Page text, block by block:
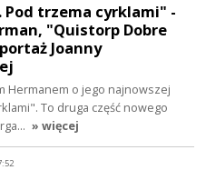
Pod trzema cyrklami" -
"Quistorp Dobre
Joanny
Hermanem o jego najnowszej
To druga część nowego
» więcej